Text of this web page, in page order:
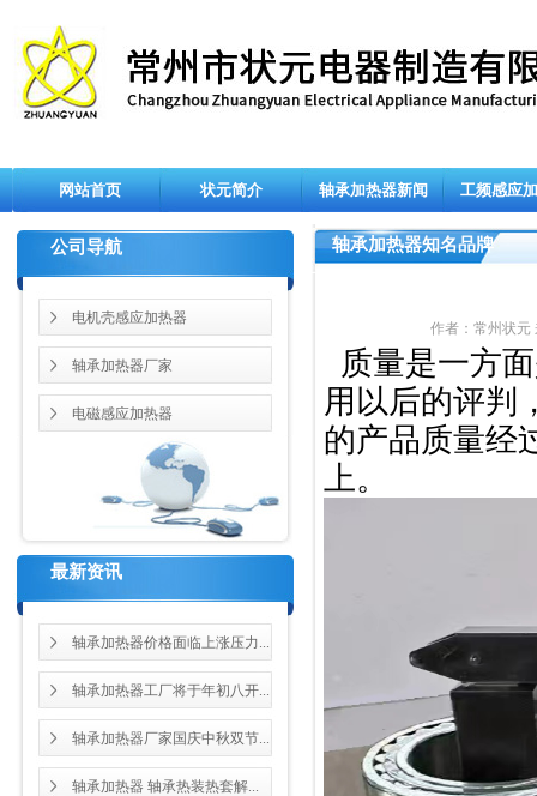
网站首页 状元简介 轴承加热器新闻 工频感应
公司导航
电机壳感应加热器
轴承加热器厂家
电磁感应加热器
最新资讯
轴承加热器价格面临上涨压力...
轴承加热器工厂将于年初八开...
轴承加热器厂家国庆中秋双节...
轴承加热器 轴承热装热套解...
轴承加热器知名品牌
作者：常州状元
质量是一方
用以后的评判
的产品质量经
上。